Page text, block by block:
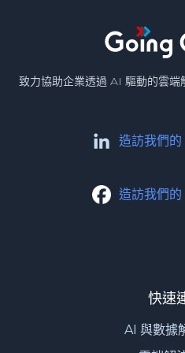
致力協助企業透過 AI 驅動的雲端
造訪我們
造訪我們
快速
AI 與數據